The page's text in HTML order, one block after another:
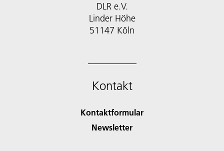
DLR e.V.
Linder Höhe
51147 Köln
Kontakt
Kontaktformular
Newsletter